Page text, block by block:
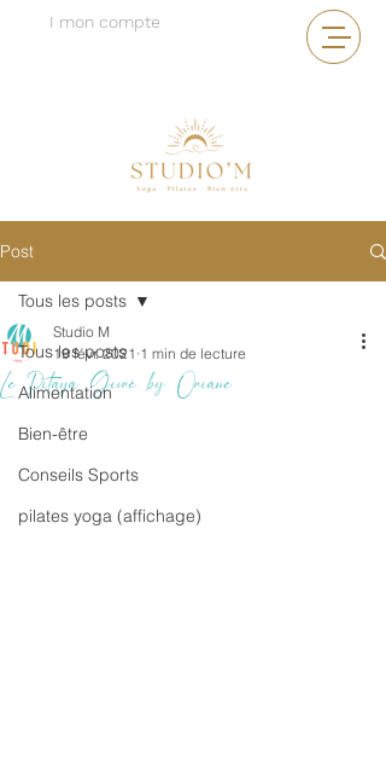
I mon compte
Post
Tous les posts
Alimentation
Bien-être
Conseils Sports
pilates yoga (affichage)
Tous les posts
Le Pitaya Givré by Oriane
Studio M
19 févr. 2021 1 min de lecture